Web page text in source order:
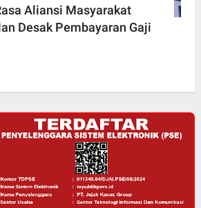
Aliansi Masyarakat
Desak Pembayaran Gaji